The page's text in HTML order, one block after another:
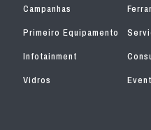
Campanhas
Primeiro Equipamento
Infotainment
Vidros